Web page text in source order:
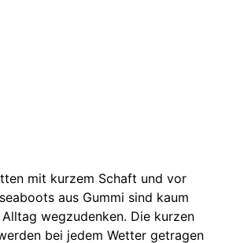
mit kurzem Schaft und vor
aus Gummi sind kaum
wegzudenken. Die kurzen
bei jedem Wetter getragen